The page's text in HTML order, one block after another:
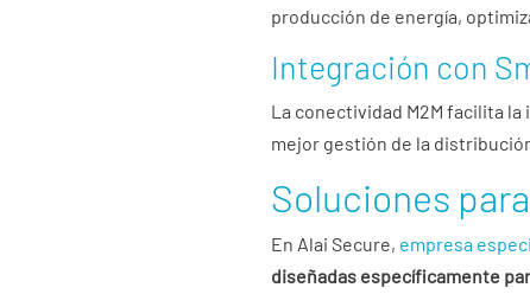
producción de energía,
Integración con
La conectividad M2M facilita
mejor gestión de la
Soluciones
En Alai Secure, empresa
diseñadas específicamente